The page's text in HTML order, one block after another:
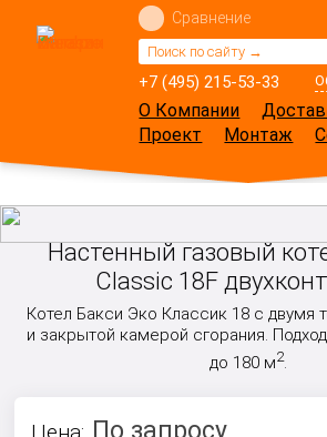
+7 (495) 215-53-33
Сравнение
О Компании
Проект
Монтаж
Настенный газовый
Classic 18F
Котел Бакси Эко Классик 18 с двумя
и закрытой камерой сгорания.
до 180 м2.
По запросу